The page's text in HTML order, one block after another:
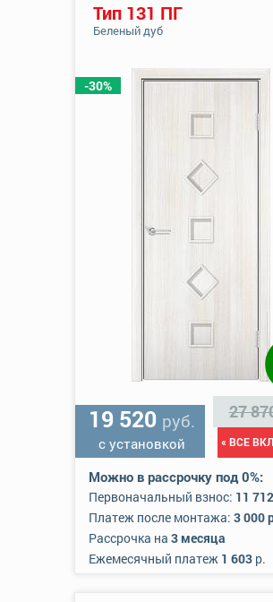
-30%
Тип 131 ПГ
Беленый дуб
19 520 руб.
с установкой
27
« ВСЕ
Можно в рассрочку под 0%:
Первоначальный взнос: 11
Платеж после монтажа: 3 000
Рассрочка на 3 месяца
Ежемесячный платеж 1 603р.